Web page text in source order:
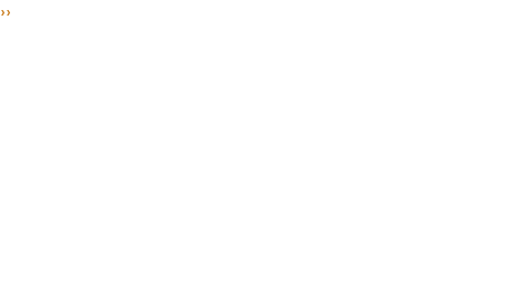
Paginación
Siguiente
››